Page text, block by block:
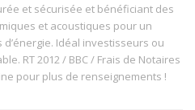
et sécurisée et bénéficiant des
et acoustiques pour un
Idéal investisseurs ou
RT 2012 / BBC / Frais de Notaires
pour plus de renseignements !